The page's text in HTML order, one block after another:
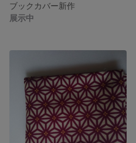
ブックカバー新作
展示中